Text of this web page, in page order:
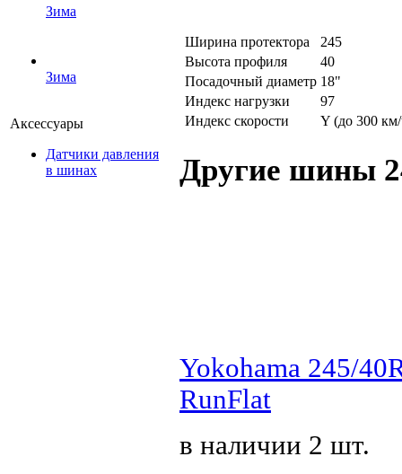
Зима
Зима
Аксессуары
Датчики давления
в шинах
Ширина протектора
245
Высота профиля
40
Посадочный диаметр 18"
Индекс нагрузки
97
Индекс скорости
Y (до 300
Другие шины
Yokohama 245/
RunFlat
в наличии 2 шт.